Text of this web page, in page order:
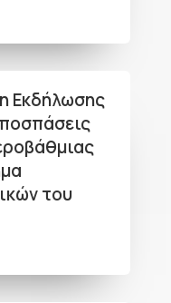
Εκδήλωσης
του